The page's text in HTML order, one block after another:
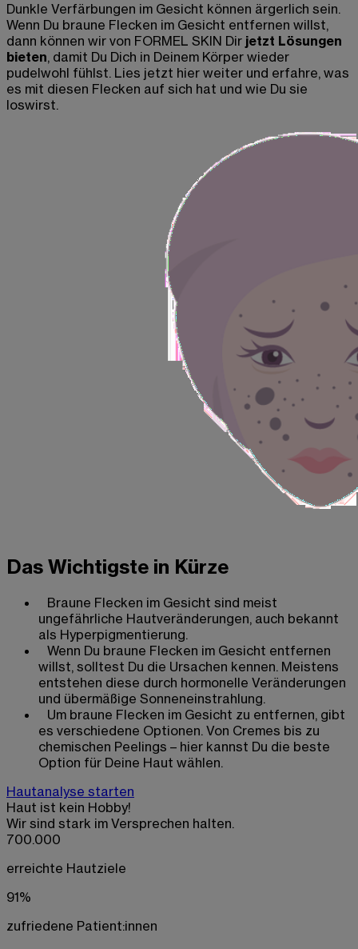
Dunkle Verfärbungen im Gesicht können ärgerlich sein.
Wenn Du braune Flecken im Gesicht entfernen willst,
dann können wir von FORMEL SKIN Dir jetzt Lösungen
bieten, damit Du Dich in Deinem Körper wieder
pudelwohl fühlst. Lies jetzt hier weiter und erfahre, was
es mit diesen Flecken auf sich hat und wie Du sie
loswirst.
Das Wichtigste in Kürze
Braune Flecken im Gesicht sind meist
ungefährliche Hautveränderungen, auch bekannt
als Hyperpigmentierung.
Wenn Du braune Flecken im Gesicht entfernen
willst, solltest Du die Ursachen kennen. Meistens
entstehen diese durch hormonelle Veränderungen
und übermäßige Sonneneinstrahlung.
Um braune Flecken im Gesicht zu entfernen, gibt
es verschiedene Optionen. Von Cremes bis zu
chemischen Peelings – hier kannst Du die beste
Option für Deine Haut wählen.
Hautanalyse starten
Haut ist kein Hobby!
Wir sind stark im Versprechen halten.
700.000
erreichte Hautziele
91%
zufriedene Patient:innen